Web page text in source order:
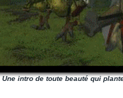
Une intro de toute beauté qui